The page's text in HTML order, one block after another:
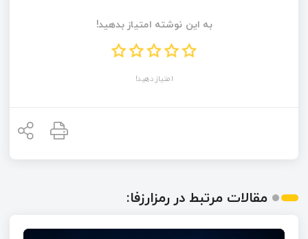
به این نوشته امتیاز بدهید!
امتیاز دهید!
مقالات مرتبط در رمزارزفا: